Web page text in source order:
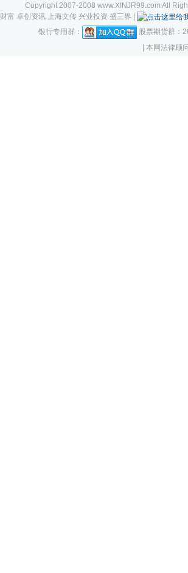
Copyright 2007-2008 www.XINJR99.com All
富 卓创资讯 上海文传 兴业投资 盛三界 |
银行专用群：
股票期货群：
| 本网法律顾